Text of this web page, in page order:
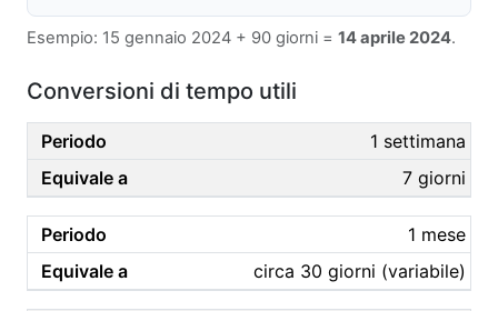
Esempio: 15 gennaio 2024 + 90 giorni = 14 aprile 2024.
Conversioni di tempo utili
1 settimana
7 giorni
1 mese
circa 30 giorni (variabile)